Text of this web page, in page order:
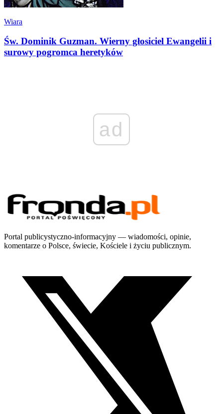
Wiara
Św. Dominik Guzman. Wierny głosiciel Ewangelii i
surowy pogromca heretyków
ad
Portal publicystyczno-informacyjny — wiadomości, opinie,
komentarze o Polsce, świecie, Kościele i życiu publicznym.